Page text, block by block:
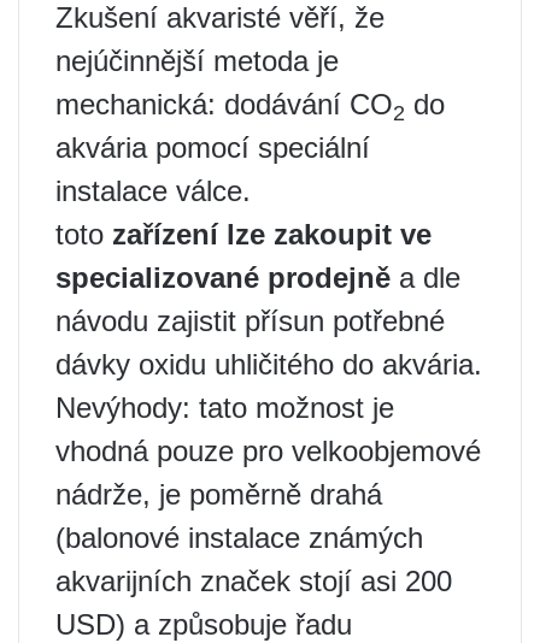
Zkušení akvaristé věří, že
nejúčinnější metoda je
mechanická: dodávání CO2 do
akvária pomocí speciální
instalace válce.
toto zařízení lze zakoupit ve
specializované prodejně a dle
návodu zajistit přísun potřebné
dávky oxidu uhličitého do akvária.
Nevýhody: tato možnost je
vhodná pouze pro velkoobjemové
nádrže, je poměrně drahá
(balonové instalace známých
akvarijních značek stojí asi 200
USD) a způsobuje řadu